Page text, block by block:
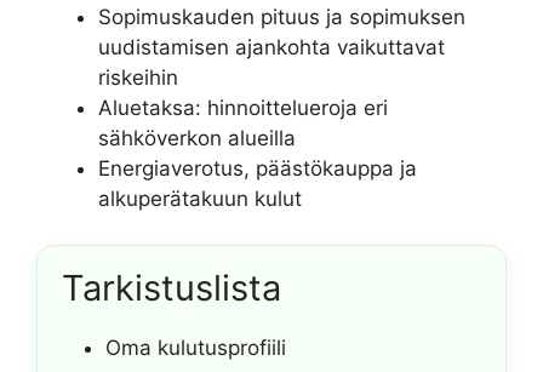
Sopimuskauden pituus ja sopimuksen
uudistamisen ajankohta vaikuttavat
riskeihin
Aluetaksa: hinnoittelueroja eri
sähköverkon alueilla
Energiaverotus, päästökauppa ja
alkuperätakuun kulut
Tarkistuslista
Oma kulutusprofiili